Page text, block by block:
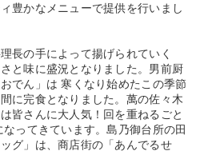
豊かなメニューで提供を行いまし
長の手によって揚げられていく
と味に盛況となりました。男前厨
でん」は 寒くなり始めたこの季節
に完食となりました。萬の佐々木
皆さんに大人気！回を重ねるごと
ってきています。島乃御台所の田
グ」は、商店街の「あんでるせ